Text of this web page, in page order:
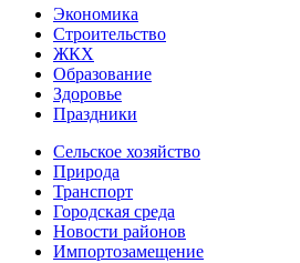
Экономика
Строительство
ЖКХ
Образование
Здоровье
Праздники
Сельское хозяйство
Природа
Транспорт
Городская среда
Новости районов
Импортозамещение